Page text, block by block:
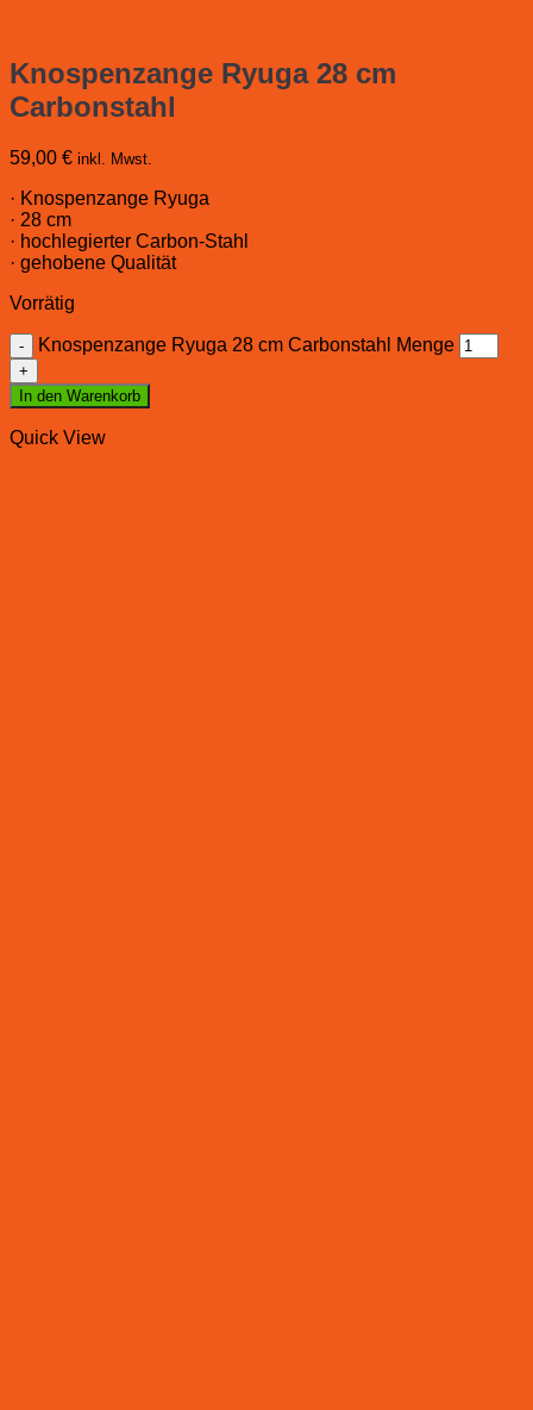
Knospenzange Ryuga 28 cm
Carbonstahl
59,00 € inkl. Mwst.
· Knospenzange Ryuga
· 28 cm
· hochlegierter Carbon-Stahl
· gehobene Qualität
Vorrätig
Knospenzange Ryuga 28 cm Carbonstahl Menge
In den Warenkorb
Quick View